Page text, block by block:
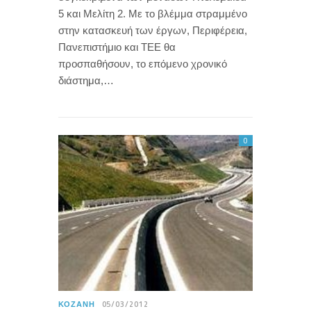
5 και Μελίτη 2. Με το βλέμμα στραμμένο
στην κατασκευή των έργων, Περιφέρεια,
Πανεπιστήμιο και ΤΕΕ θα
προσπαθήσουν, το επόμενο χρονικό
διάστημα,…
ΚΟΖΆΝΗ 05/03/2012
0